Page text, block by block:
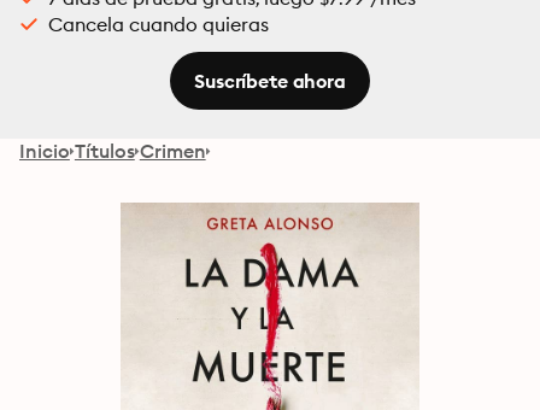
Cancela cuando quieras
Suscríbete ahora
Inicio Títulos Crimen